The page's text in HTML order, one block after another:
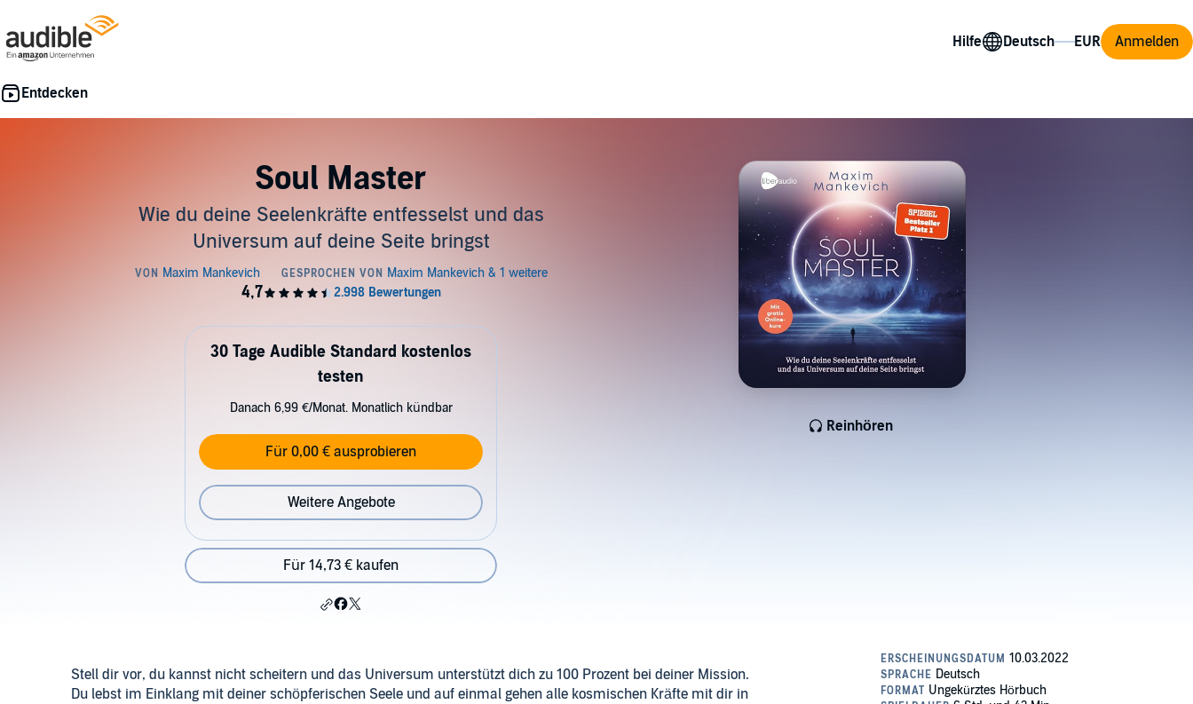
Hilfe Anmelden
Soul Master
Wie du deine Seelenkräfte entfesselst und das
Universum auf deine Seite bringst
Reinhören
30 Tage Audible Standard kostenlos
testen
Danach 6,99 €/Monat. Monatlich kündbar
Für 0,00 € ausprobieren
Weitere Angebote
Für 14,73 € kaufen
Stell dir vor, du kannst nicht scheitern und das Universum unterstützt dich zu 100 Prozent bei deiner Mission.
Du lebst im Einklang mit deiner schöpferischen Seele und auf einmal gehen alle kosmischen Kräfte mit dir in